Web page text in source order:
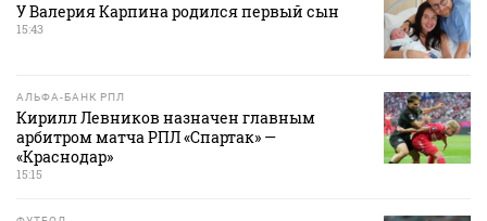
У Валерия Карпина родился первый сын
15:43
АЛЬФА-БАНК РПЛ
Кирилл Левников назначен главным
арбитром матча РПЛ «Спартак» —
«Краснодар»
15:15